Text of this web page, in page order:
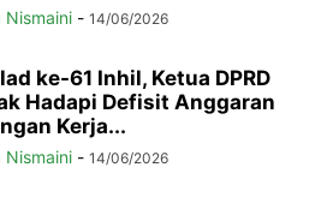
Nismaini - 14/06/2026
ke-61 Inhil, Ketua DPRD
Hadapi Defisit Anggaran
Kerja...
Nismaini - 14/06/2026